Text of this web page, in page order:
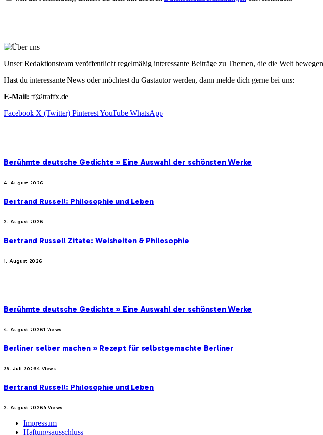
Unser Redaktionsteam veröffentlicht regelmäßig interessante Beiträge zu Themen, die die Welt bewegen
Hast du interessante News oder möchtest du Gastautor werden, dann melde dich gerne bei uns:
E-Mail: tf@traffx.de
Facebook X (Twitter) PinterestYouTube WhatsApp
Berühmte deutsche Gedichte » Eine Auswahl der schönsten Werke
4. August 2026
Bertrand Russell: Philosophie und Leben
2. August 2026
Bertrand Russell Zitate: Weisheiten & Philosophie
1. August 2026
Berühmte deutsche Gedichte » Eine Auswahl der schönsten Werke
4. August 20261 Views
Berliner selber machen » Rezept für selbstgemachte Berliner
23. Juli 20264 Views
Bertrand Russell: Philosophie und Leben
2. August 20264 Views
Impressum
Haftungsausschluss